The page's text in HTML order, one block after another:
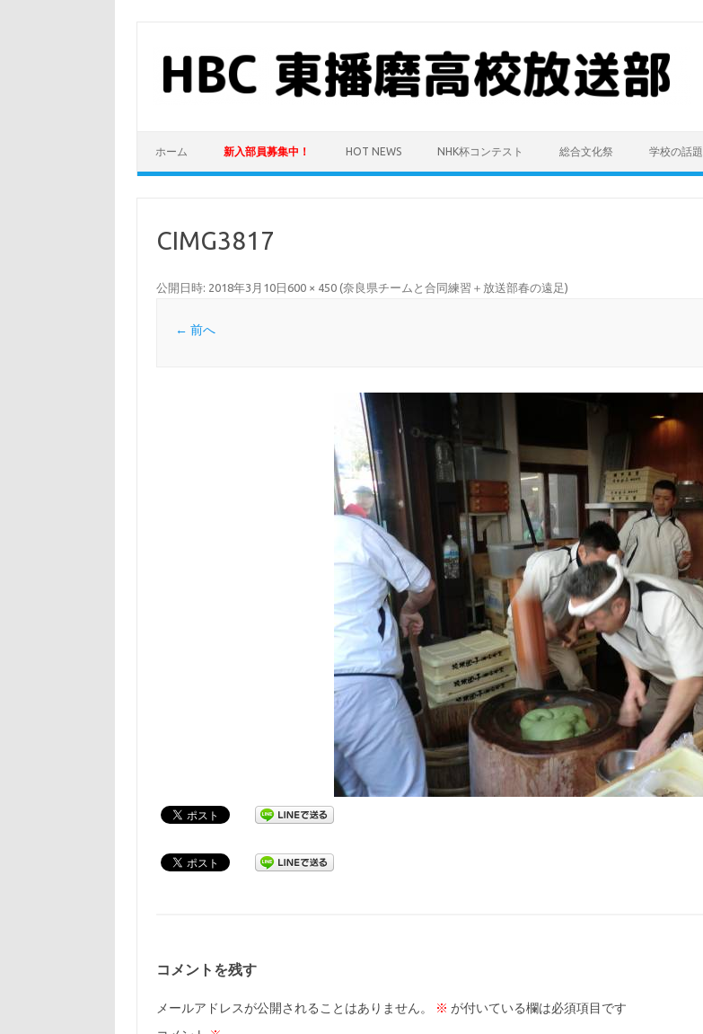
ホーム 新入部員募集中！ HOT NEWS NHK杯コンテスト 総合文化祭 学校の話題
CIMG3817
公開日時: 2018年3月10日 600 × 450(奈良県チームと合同練習＋放送部春の遠足)
← 前へ
コメントを残す
メールアドレスが公開されることはありません。 ※ が付いている欄は必須項目です